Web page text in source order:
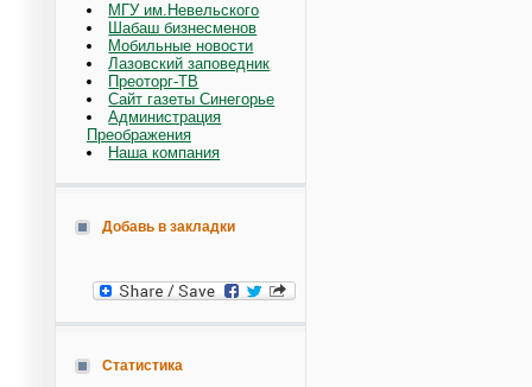
МГУ им.Невельского
Шабаш бизнесменов
Мобильные новости
Лазовский заповедник
Преоторг-ТВ
Сайт газеты Синегорье
Администрация
Преображения
Наша компания
Добавь в закладки
Статистика